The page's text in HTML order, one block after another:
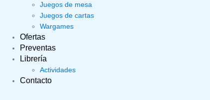
Juegos de mesa
Juegos de cartas
Wargames
Ofertas
Preventas
Librería
Actividades
Contacto